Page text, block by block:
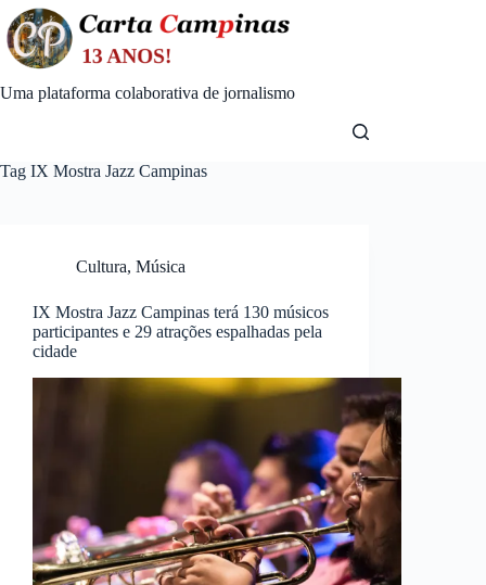
Skip
to
content
Uma plataforma colaborativa de jornalismo
Tag IX Mostra Jazz Campinas
Cultura, Música
IX Mostra Jazz Campinas terá 130 músicos
participantes e 29 atrações espalhadas pela
cidade